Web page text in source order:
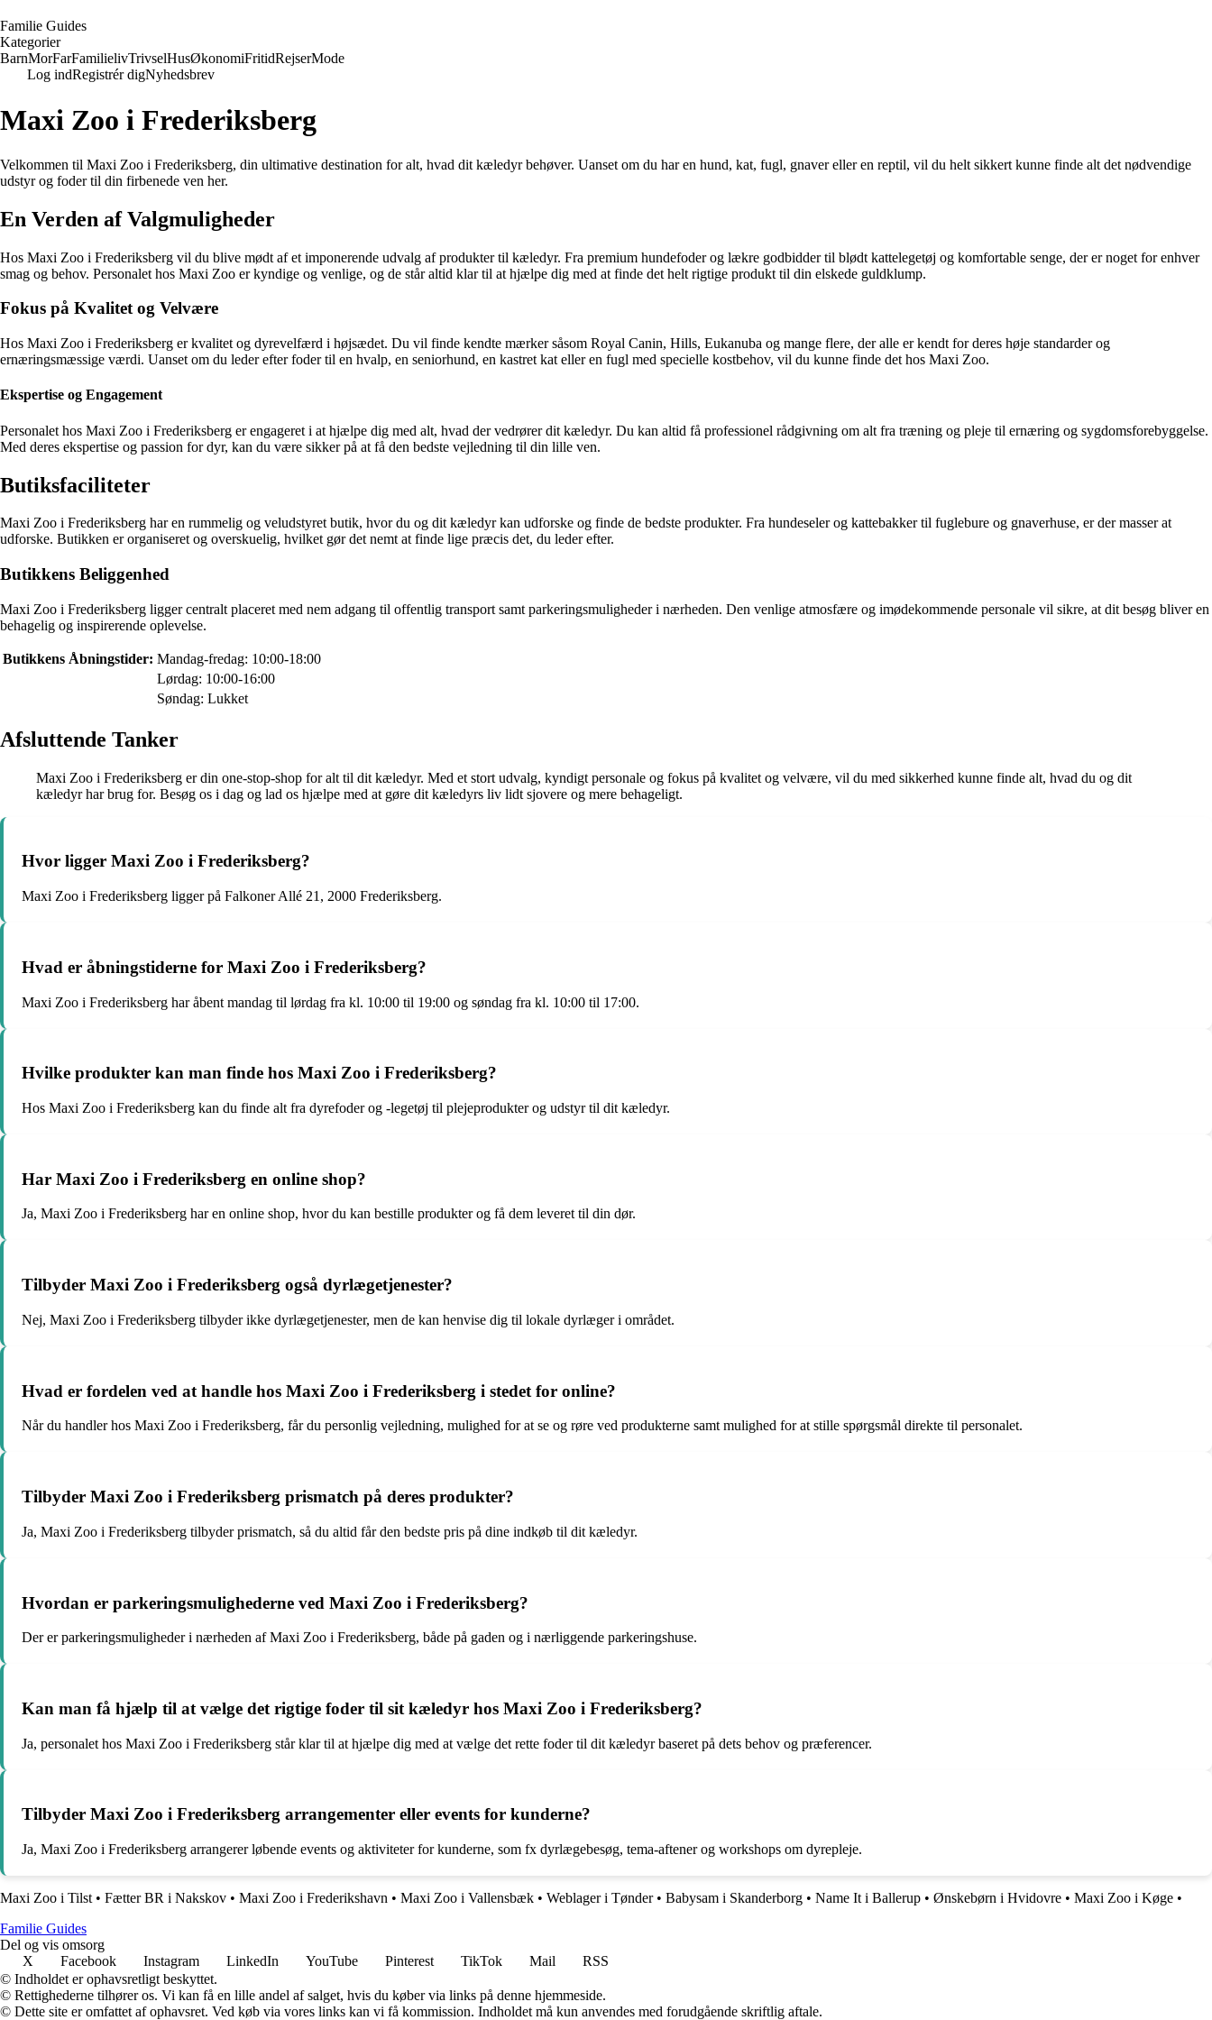
Familie Guides
Kategorier
BarnMorFarFamilielivTrivselHusØkonomiFritidRejserMode
Log indRegistrér digNyhedsbrev
Maxi Zoo i Frederiksberg
Velkommen til Maxi Zoo i Frederiksberg, din ultimative destination for alt, hvad dit kæledyr behøver. Uanset om du har en hund, kat, fugl, gnaver eller en reptil, vil du helt sikkert kunne finde alt det nødvendige
udstyr og foder til din firbenede ven her.
En Verden af Valgmuligheder
Hos Maxi Zoo i Frederiksberg vil du blive mødt af et imponerende udvalg af produkter til kæledyr. Fra premium hundefoder og lækre godbidder til blødt kattelegetøj og komfortable senge, der er noget for enhver
smag og behov. Personalet hos Maxi Zoo er kyndige og venlige, og de står altid klar til at hjælpe dig med at finde det helt rigtige produkt til din elskede guldklump.
Fokus på Kvalitet og Velvære
Hos Maxi Zoo i Frederiksberg er kvalitet og dyrevelfærd i højsædet. Du vil finde kendte mærker såsom Royal Canin, Hills, Eukanuba og mange flere, der alle er kendt for deres høje standarder og
ernæringsmæssige værdi. Uanset om du leder efter foder til en hvalp, en seniorhund, en kastret kat eller en fugl med specielle kostbehov, vil du kunne finde det hos Maxi Zoo.
Ekspertise og Engagement
Personalet hos Maxi Zoo i Frederiksberg er engageret i at hjælpe dig med alt, hvad der vedrører dit kæledyr. Du kan altid få professionel rådgivning om alt fra træning og pleje til ernæring og sygdomsforebyggelse.
Med deres ekspertise og passion for dyr, kan du være sikker på at få den bedste vejledning til din lille ven.
Butiksfaciliteter
Maxi Zoo i Frederiksberg har en rummelig og veludstyret butik, hvor du og dit kæledyr kan udforske og finde de bedste produkter. Fra hundeseler og kattebakker til fuglebure og gnaverhuse, er der masser at
udforske. Butikken er organiseret og overskuelig, hvilket gør det nemt at finde lige præcis det, du leder efter.
Butikkens Beliggenhed
Maxi Zoo i Frederiksberg ligger centralt placeret med nem adgang til offentlig transport samt parkeringsmuligheder i nærheden. Den venlige atmosfære og imødekommende personale vil sikre, at dit besøg bliver en
behagelig og inspirerende oplevelse.
Butikkens Åbningstider: Mandag-fredag: 10:00-18:00
Lørdag: 10:00-16:00
Søndag: Lukket
Afsluttende Tanker
Maxi Zoo i Frederiksberg er din one-stop-shop for alt til dit kæledyr. Med et stort udvalg, kyndigt personale og fokus på kvalitet og velvære, vil du med sikkerhed kunne finde alt, hvad du og dit
kæledyr har brug for. Besøg os i dag og lad os hjælpe med at gøre dit kæledyrs liv lidt sjovere og mere behageligt.
Hvor ligger Maxi Zoo i Frederiksberg?
Maxi Zoo i Frederiksberg ligger på Falkoner Allé 21, 2000 Frederiksberg.
Hvad er åbningstiderne for Maxi Zoo i Frederiksberg?
Maxi Zoo i Frederiksberg har åbent mandag til lørdag fra kl. 10:00 til 19:00 og søndag fra kl. 10:00 til 17:00.
Hvilke produkter kan man finde hos Maxi Zoo i Frederiksberg?
Hos Maxi Zoo i Frederiksberg kan du finde alt fra dyrefoder og -legetøj til plejeprodukter og udstyr til dit kæledyr.
Har Maxi Zoo i Frederiksberg en online shop?
Ja, Maxi Zoo i Frederiksberg har en online shop, hvor du kan bestille produkter og få dem leveret til din dør.
Tilbyder Maxi Zoo i Frederiksberg også dyrlægetjenester?
Nej, Maxi Zoo i Frederiksberg tilbyder ikke dyrlægetjenester, men de kan henvise dig til lokale dyrlæger i området.
Hvad er fordelen ved at handle hos Maxi Zoo i Frederiksberg i stedet for online?
Når du handler hos Maxi Zoo i Frederiksberg, får du personlig vejledning, mulighed for at se og røre ved produkterne samt mulighed for at stille spørgsmål direkte til personalet.
Tilbyder Maxi Zoo i Frederiksberg prismatch på deres produkter?
Ja, Maxi Zoo i Frederiksberg tilbyder prismatch, så du altid får den bedste pris på dine indkøb til dit kæledyr.
Hvordan er parkeringsmulighederne ved Maxi Zoo i Frederiksberg?
Der er parkeringsmuligheder i nærheden af Maxi Zoo i Frederiksberg, både på gaden og i nærliggende parkeringshuse.
Kan man få hjælp til at vælge det rigtige foder til sit kæledyr hos Maxi Zoo i Frederiksberg?
Ja, personalet hos Maxi Zoo i Frederiksberg står klar til at hjælpe dig med at vælge det rette foder til dit kæledyr baseret på dets behov og præferencer.
Tilbyder Maxi Zoo i Frederiksberg arrangementer eller events for kunderne?
Ja, Maxi Zoo i Frederiksberg arrangerer løbende events og aktiviteter for kunderne, som fx dyrlægebesøg, tema-aftener og workshops om dyrepleje.
Maxi Zoo i Tilst • Fætter BR i Nakskov • Maxi Zoo i Frederikshavn • Maxi Zoo i Vallensbæk • Weblager i Tønder• Babysam i Skanderborg • Name It i Ballerup • Ønskebørn i Hvidovre • Maxi Zoo i Køge •
Familie Guides
Del og vis omsorg
X
Facebook Instagram LinkedIn YouTube Pinterest TikTok Mail
RSS
© Indholdet er ophavsretligt beskyttet.
© Rettighederne tilhører os. Vi kan få en lille andel af salget, hvis du køber via links på denne hjemmeside.
© Dette site er omfattet af ophavsret. Ved køb via vores links kan vi få kommission. Indholdet må kun anvendes med forudgående skriftlig aftale.